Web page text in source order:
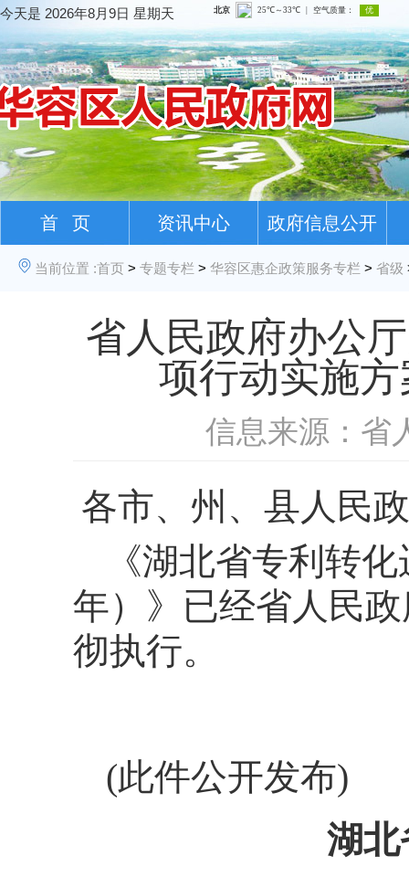
今天是 2026年8月9日 星期天
首 页 资讯中心 政府信息公开
当前位置 :首页 > 专题专栏 > 华容区惠企政策服务专栏 > 省级
省人民政府办公
项行动实施
信息来源：省
各市、州、县人民
《湖北省专利转
年）》已经省人民
彻执行。
(此件公开发布)
湖北